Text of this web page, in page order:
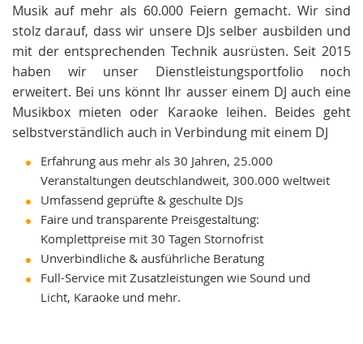
Musik auf mehr als 60.000 Feiern gemacht. Wir sind
stolz darauf, dass wir unsere DJs selber ausbilden und
mit der entsprechenden Technik ausrüsten. Seit 2015
haben wir unser Dienstleistungsportfolio noch
erweitert. Bei uns könnt Ihr ausser einem DJ auch eine
Musikbox mieten oder Karaoke leihen. Beides geht
selbstverständlich auch in Verbindung mit einem DJ
Erfahrung aus mehr als 30 Jahren, 25.000
Veranstaltungen deutschlandweit, 300.000 weltweit
Umfassend geprüfte & geschulte DJs
Faire und transparente Preisgestaltung:
Komplettpreise mit 30 Tagen Stornofrist
Unverbindliche & ausführliche Beratung
Full-Service mit Zusatzleistungen wie Sound und
Licht, Karaoke und mehr.